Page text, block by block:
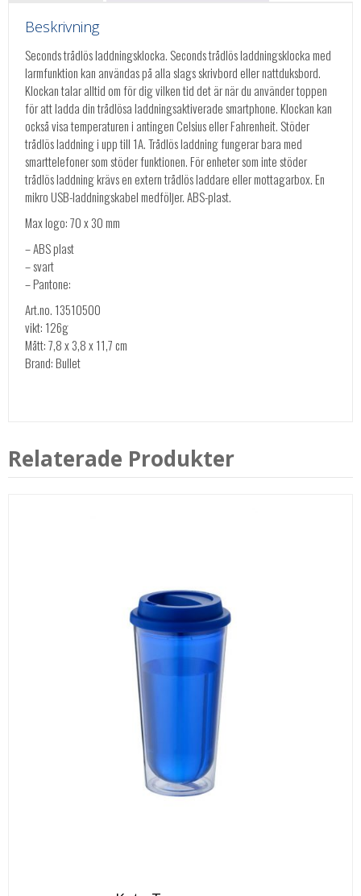
Beskrivning
Seconds trådlös laddningsklocka. Seconds trådlös laddningsklocka med
larmfunktion kan användas på alla slags skrivbord eller nattduksbord.
Klockan talar alltid om för dig vilken tid det är när du använder toppen
för att ladda din trådlösa laddningsaktiverade smartphone. Klockan kan
också visa temperaturen i antingen Celsius eller Fahrenheit. Stöder
trådlös laddning i upp till 1A. Trådlös laddning fungerar bara med
smarttelefoner som stöder funktionen. För enheter som inte stöder
trådlös laddning krävs en extern trådlös laddare eller mottagarbox. En
mikro USB-laddningskabel medföljer. ABS-plast.
Max logo: 70 x 30 mm
– ABS plast
– svart
– Pantone:
Art.no. 13510500
vikt: 126g
Mått: 7,8 x 3,8 x 11,7 cm
Brand: Bullet
Relaterade Produkter